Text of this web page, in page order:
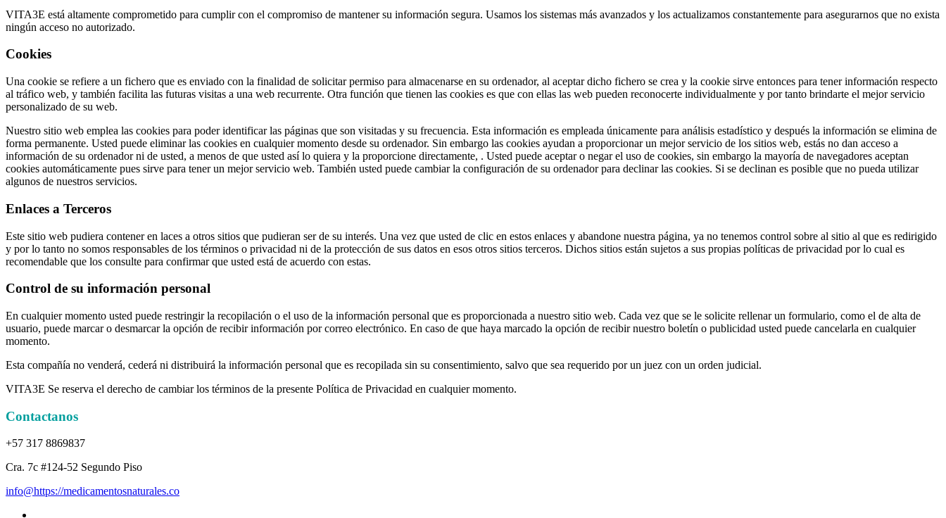
VITA3E está altamente comprometido para cumplir con el compromiso de mantener su información segura. Usamos los sistemas más avanzados y los actualizamos constantemente para asegurarnos que no exista
ningún acceso no autorizado.
Cookies
Una cookie se refiere a un fichero que es enviado con la finalidad de solicitar permiso para almacenarse en su ordenador, al aceptar dicho fichero se crea y la cookie sirve entonces para tener información respecto
al tráfico web, y también facilita las futuras visitas a una web recurrente. Otra función que tienen las cookies es que con ellas las web pueden reconocerte individualmente y por tanto brindarte el mejor servicio
personalizado de su web.
Nuestro sitio web emplea las cookies para poder identificar las páginas que son visitadas y su frecuencia. Esta información es empleada únicamente para análisis estadístico y después la información se elimina de
forma permanente. Usted puede eliminar las cookies en cualquier momento desde su ordenador. Sin embargo las cookies ayudan a proporcionar un mejor servicio de los sitios web, estás no dan acceso a
información de su ordenador ni de usted, a menos de que usted así lo quiera y la proporcione directamente, . Usted puede aceptar o negar el uso de cookies, sin embargo la mayoría de navegadores aceptan
cookies automáticamente pues sirve para tener un mejor servicio web. También usted puede cambiar la configuración de su ordenador para declinar las cookies. Si se declinan es posible que no pueda utilizar
algunos de nuestros servicios.
Enlaces a Terceros
Este sitio web pudiera contener en laces a otros sitios que pudieran ser de su interés. Una vez que usted de clic en estos enlaces y abandone nuestra página, ya no tenemos control sobre al sitio al que es redirigido
y por lo tanto no somos responsables de los términos o privacidad ni de la protección de sus datos en esos otros sitios terceros. Dichos sitios están sujetos a sus propias políticas de privacidad por lo cual es
recomendable que los consulte para confirmar que usted está de acuerdo con estas.
Control de su información personal
En cualquier momento usted puede restringir la recopilación o el uso de la información personal que es proporcionada a nuestro sitio web. Cada vez que se le solicite rellenar un formulario, como el de alta de
usuario, puede marcar o desmarcar la opción de recibir información por correo electrónico. En caso de que haya marcado la opción de recibir nuestro boletín o publicidad usted puede cancelarla en cualquier
momento.
Esta compañía no venderá, cederá ni distribuirá la información personal que es recopilada sin su consentimiento, salvo que sea requerido por un juez con un orden judicial.
VITA3E Se reserva el derecho de cambiar los términos de la presente Política de Privacidad en cualquier momento.
Contactanos
+57 317 8869837
Cra. 7c #124-52 Segundo Piso
info@https://medicamentosnaturales.co